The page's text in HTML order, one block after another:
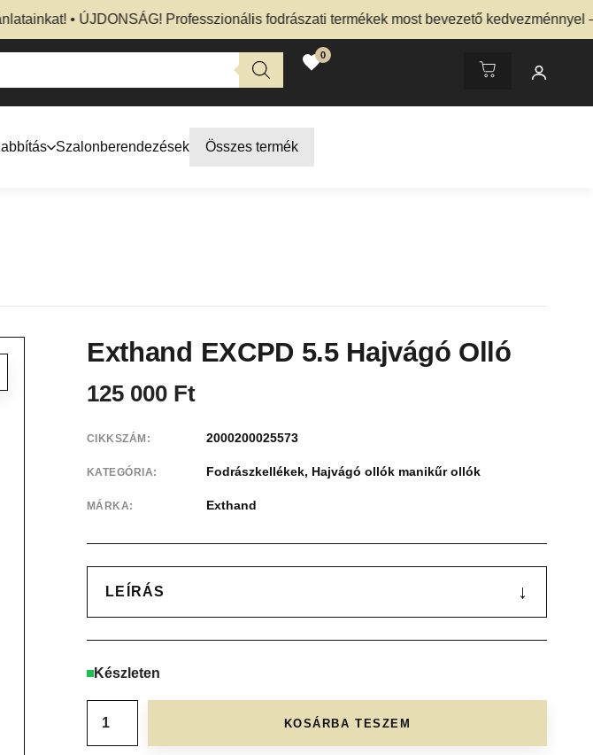
• ÚJDONSÁG! Professzionális fodrászati termékek most bevezető kedvezménnyel –
0
Szalonberendezések Összes termék
Exthand EXCPD 5.5 Hajvágó Olló
125 000 Ft
CIKKSZÁM: 2000200025573
KATEGÓRIA: Fodrászkellékek, Hajvágó ollók manikűr ollók
MÁRKA: Exthand
LEÍRÁS ↓
Készleten
KOSÁRBA TESZEM